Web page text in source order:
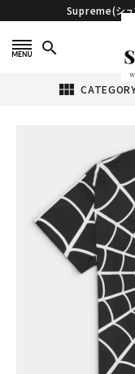
Supreme(シ
search
view_module